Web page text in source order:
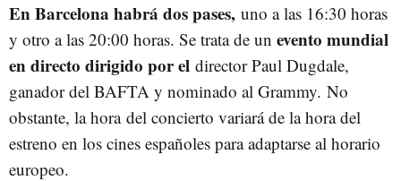
En Barcelona habrá dos pases, uno a las 16:30 horas
y otro a las 20:00 horas. Se trata de un evento mundial
en directo dirigido por el director Paul Dugdale,
ganador del BAFTA y nominado al Grammy. No
obstante, la hora del concierto variará de la hora del
estreno en los cines españoles para adaptarse al horario
europeo.